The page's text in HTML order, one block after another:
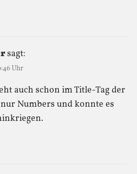
sagt:
Uhr
auch schon im Title-Tag der
Numbers und konnte es